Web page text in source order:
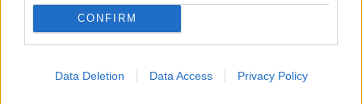
CONFIRM
Data Deletion Data Access Privacy Policy